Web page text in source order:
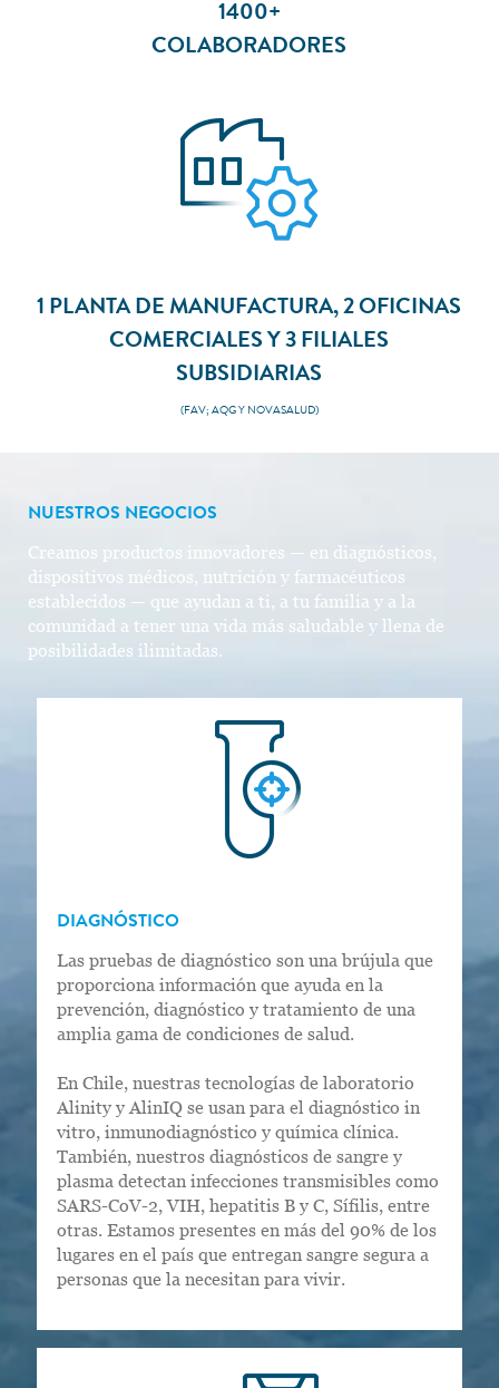
1400+
COLABORADORES
1 PLANTA DE MANUFACTURA, 2 OFICINAS
COMERCIALES Y 3 FILIALES
SUBSIDIARIAS
(FAV; AQG Y NOVASALUD)
NUESTROS NEGOCIOS
Creamos productos innovadores — en diagnósticos,
dispositivos médicos, nutrición y farmacéuticos
establecidos — que ayudan a ti, a tu familia y a la
comunidad a tener una vida más saludable y llena de
posibilidades ilimitadas.
DIAGNÓSTICO
Las pruebas de diagnóstico son una brújula que
proporciona información que ayuda en la
prevención, diagnóstico y tratamiento de una
amplia gama de condiciones de salud.
En Chile, nuestras tecnologías de laboratorio
Alinity y AlinIQ se usan para el diagnóstico in
vitro, inmunodiagnóstico y química clínica.
También, nuestros diagnósticos de sangre y
plasma detectan infecciones transmisibles como
SARS-CoV-2, VIH, hepatitis B y C, Sífilis, entre
otras. Estamos presentes en más del 90% de los
lugares en el país que entregan sangre segura a
personas que la necesitan para vivir.